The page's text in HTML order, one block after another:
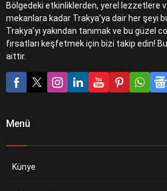
Bölgedeki etkinliklerden, yerel lezzetlere
mekanlara kadar Trakya’ya dair her şeyi
Trakya’yı yakından tanımak ve bu güzel
fırsatları keşfetmek için bizi takip edin!
aittir.
Menü
Künye